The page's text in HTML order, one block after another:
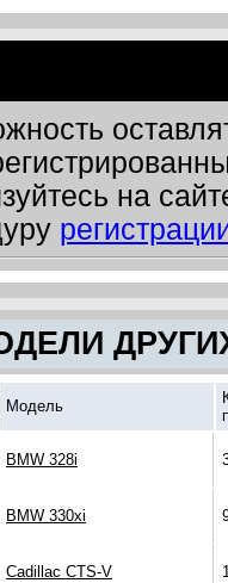
на
Модель
BMW 328i
BMW 330xi
Cadillac CTS-V